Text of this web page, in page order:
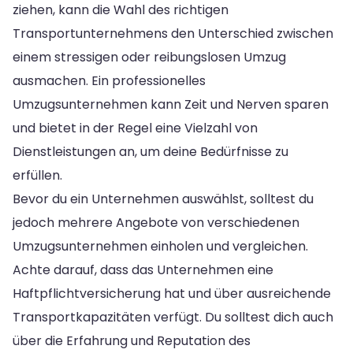
ziehen, kann die Wahl des richtigen
Transportunternehmens den Unterschied zwischen
einem stressigen oder reibungslosen Umzug
ausmachen. Ein professionelles
Umzugsunternehmen kann Zeit und Nerven sparen
und bietet in der Regel eine Vielzahl von
Dienstleistungen an, um deine Bedürfnisse zu
erfüllen.
Bevor du ein Unternehmen auswählst, solltest du
jedoch mehrere Angebote von verschiedenen
Umzugsunternehmen einholen und vergleichen.
Achte darauf, dass das Unternehmen eine
Haftpflichtversicherung hat und über ausreichende
Transportkapazitäten verfügt. Du solltest dich auch
über die Erfahrung und Reputation des